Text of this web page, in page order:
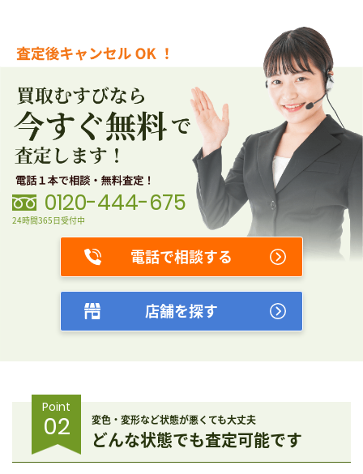
0120-444-675
24時間365日受付中
電話で相談する
店舗を探す
Point
02 変色・変形など状態が悪くても大丈夫
どんな状態でも査定可能です